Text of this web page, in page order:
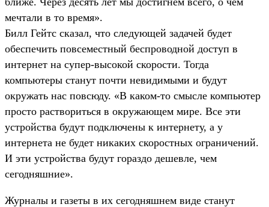
мечтали в то время».
Билл Гейтс сказал, что следующей задачей будет
обеспечить повсеместный беспроводной доступ в
интернет на супер-высокой скорости. Тогда
компьютеры станут почти невидимыми и будут
окружать нас повсюду. «В каком-то смысле компьютер
просто раствориться в окружающем мире. Все эти
устройства будут подключены к интернету, а у
интернета не будет никаких скоростных ограничений.
И эти устройства будут гораздо дешевле, чем
сегодняшние».
Журналы и газеты в их сегодняшнем виде станут